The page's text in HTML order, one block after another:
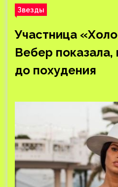
Звезды
Участница
Вебер показала,
до похудения